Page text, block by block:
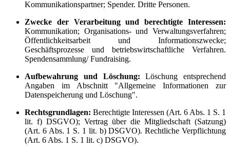
Kommunikationspartner; Spender. Dritte Personen.
Zwecke der Verarbeitung und berechtigte Interessen:
Kommunikation; Organisations- und Verwaltungsverfahren;
Öffentlichkeitsarbeit und Informationszwecke;
Geschäftsprozesse und betriebswirtschaftliche Verfahren.
Spendensammlung/ Fundraising.
Aufbewahrung und Löschung: Löschung entsprechend
Angaben im Abschnitt "Allgemeine Informationen zur
Datenspeicherung und Löschung".
Rechtsgrundlagen: Berechtigte Interessen (Art. 6 Abs. 1 S. 1
lit. f) DSGVO); Vertrag über die Mitgliedschaft (Satzung)
(Art. 6 Abs. 1 S. 1 lit. b) DSGVO). Rechtliche Verpflichtung
(Art. 6 Abs. 1 S. 1 lit. c) DSGVO).